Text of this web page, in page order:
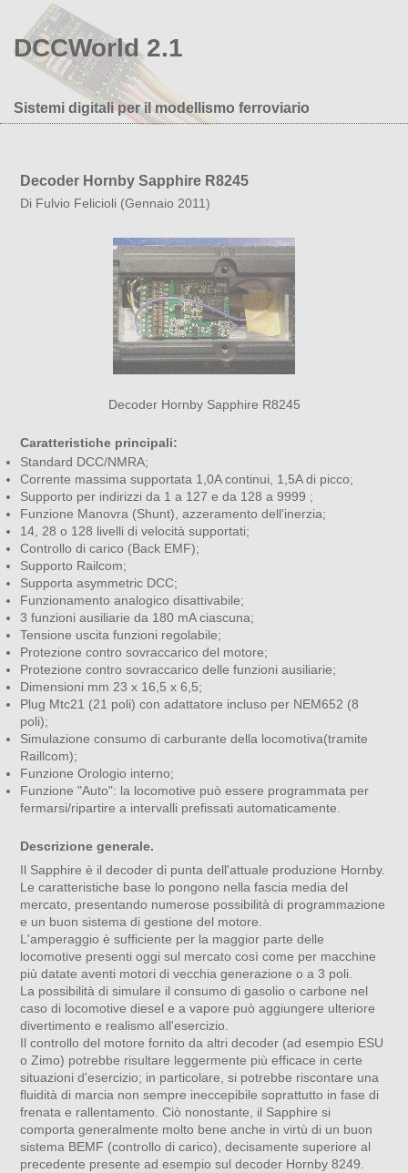
DCCWorld 2.1
Sistemi digitali per il modellismo ferroviario
Decoder Hornby Sapphire R8245
Di Fulvio Felicioli (Gennaio 2011)
Decoder Hornby Sapphire R8245
Caratteristiche principali:
Standard DCC/NMRA;
Corrente massima supportata 1,0A continui, 1,5A di picco;
Supporto per indirizzi da 1 a 127 e da 128 a 9999 ;
Funzione Manovra (Shunt), azzeramento dell'inerzia;
14, 28 o 128 livelli di velocità supportati;
Controllo di carico (Back EMF);
Supporto Railcom;
Supporta asymmetric DCC;
Funzionamento analogico disattivabile;
3 funzioni ausiliarie da 180 mA ciascuna;
Tensione uscita funzioni regolabile;
Protezione contro sovraccarico del motore;
Protezione contro sovraccarico delle funzioni ausiliarie;
Dimensioni mm 23 x 16,5 x 6,5;
Plug Mtc21 (21 poli) con adattatore incluso per NEM652 (8
poli);
Simulazione consumo di carburante della locomotiva(tramite
Raillcom);
Funzione Orologio interno;
Funzione "Auto": la locomotive può essere programmata per
fermarsi/ripartire a intervalli prefissati automaticamente.
Descrizione generale.
Il Sapphire è il decoder di punta dell'attuale produzione Hornby.
Le caratteristiche base lo pongono nella fascia media del
mercato, presentando numerose possibilità di programmazione
e un buon sistema di gestione del motore.
L'amperaggio è sufficiente per la maggior parte delle
locomotive presenti oggi sul mercato così come per macchine
più datate aventi motori di vecchia generazione o a 3 poli.
La possibilità di simulare il consumo di gasolio o carbone nel
caso di locomotive diesel e a vapore può aggiungere ulteriore
divertimento e realismo all'esercizio.
Il controllo del motore fornito da altri decoder (ad esempio ESU
o Zimo) potrebbe risultare leggermente più efficace in certe
situazioni d'esercizio; in particolare, si potrebbe riscontare una
fluidità di marcia non sempre ineccepibile soprattutto in fase di
frenata e rallentamento. Ciò nonostante, il Sapphire si
comporta generalmente molto bene anche in virtù di un buon
sistema BEMF (controllo di carico), decisamente superiore al
precedente presente ad esempio sul decoder Hornby 8249.